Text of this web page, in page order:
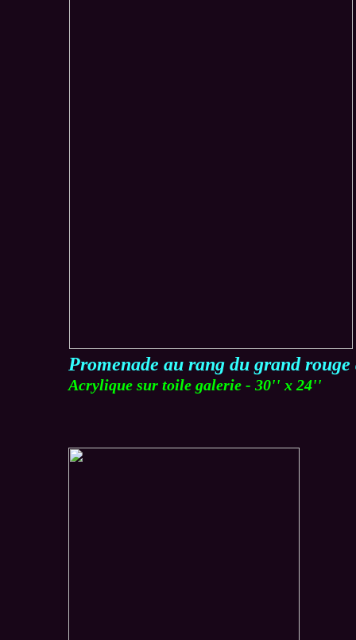
Promenade au rang du grand
Acrylique sur toile galerie - 30'' x 24''